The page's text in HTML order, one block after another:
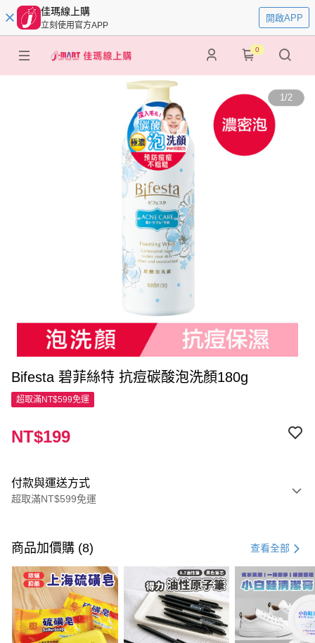
佳瑪線上購
立刻使用官方APP
開啟APP
0
1/2
Bifesta 碧菲絲特 抗痘碳酸泡洗顏180g
超取滿NT$599免運
NT$199
付款與運送方式
超取滿NT$599免運
信用卡一次付款
超商取貨付款
LINE Pay
Apple Pay
商品加價購 (8) 查看全部